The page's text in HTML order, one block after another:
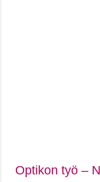
Optikon työ –